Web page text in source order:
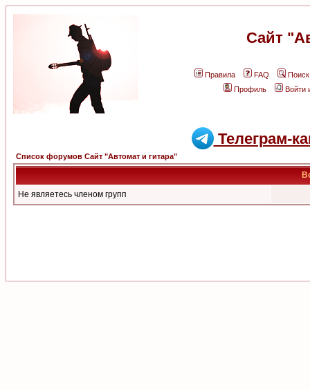
Сайт
Правила FAQ
Поиск
Профиль
Войти
Телеграм-
Список форумов Сайт "Автомат и гитара"
Не являетесь членом групп